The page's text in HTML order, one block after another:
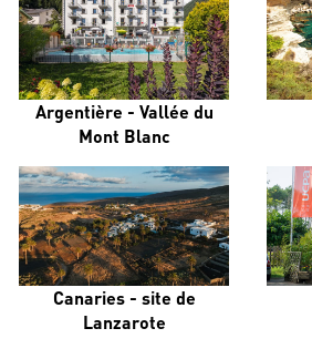
Argentière - Vallée du
Mont Blanc
Canaries - site de
Lanzarote